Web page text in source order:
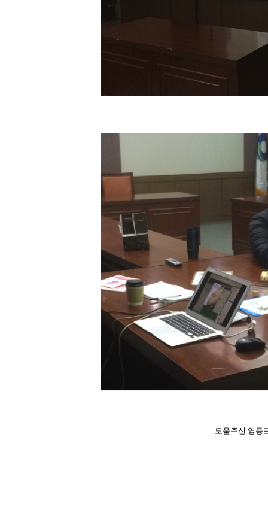
도움주신 영등